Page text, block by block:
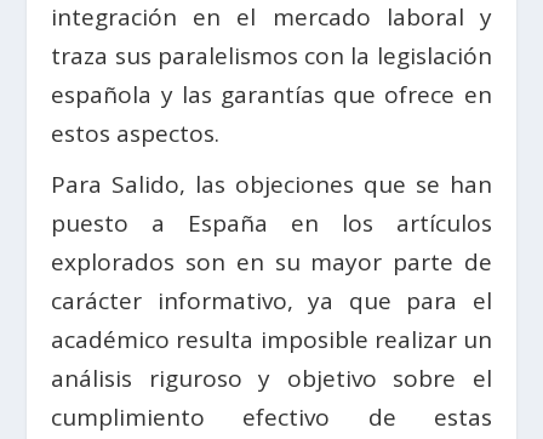
integración en el mercado laboral y
traza sus paralelismos con la legislación
española y las garantías que ofrece en
estos aspectos.
Para Salido, las objeciones que se han
puesto a España en los artículos
explorados son en su mayor parte de
carácter informativo, ya que para el
académico resulta imposible realizar un
análisis riguroso y objetivo sobre el
cumplimiento efectivo de estas